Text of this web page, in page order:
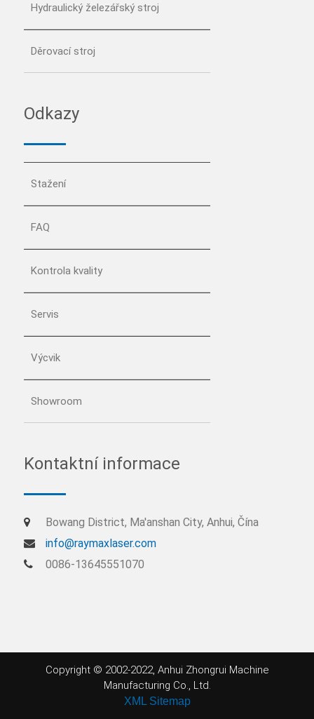
Hydraulický železářský stroj
Děrovací stroj
Odkazy
Stažení
FAQ
Kontrola kvality
Servis
Výcvik
Showroom
Kontaktní informace
Bowang District, Ma'anshan City, Anhui, Čína
info@raymaxlaser.com
0086-13645551070
Copyright © 2002-2022, Anhui Zhongrui Machine
Manufacturing Co., Ltd.
XML Sitemap